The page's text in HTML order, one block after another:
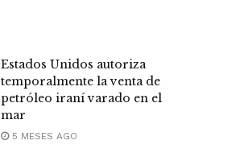
Estados Unidos autoriza
temporalmente la venta de
petróleo iraní varado en el
mar
5 MESES AGO